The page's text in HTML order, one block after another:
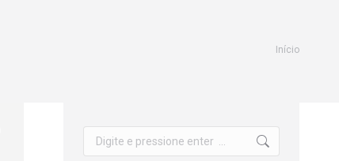
Você está
Início
Search: